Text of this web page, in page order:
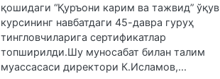
қошидаги “Қуръони карим ва тажвид” ўқув
курсининг навбатдаги 45-давра гуруҳ
тингловчиларига сертификатлар
топширилди.Шу муносабат билан талим
муассасаси директори К.Исламов,...